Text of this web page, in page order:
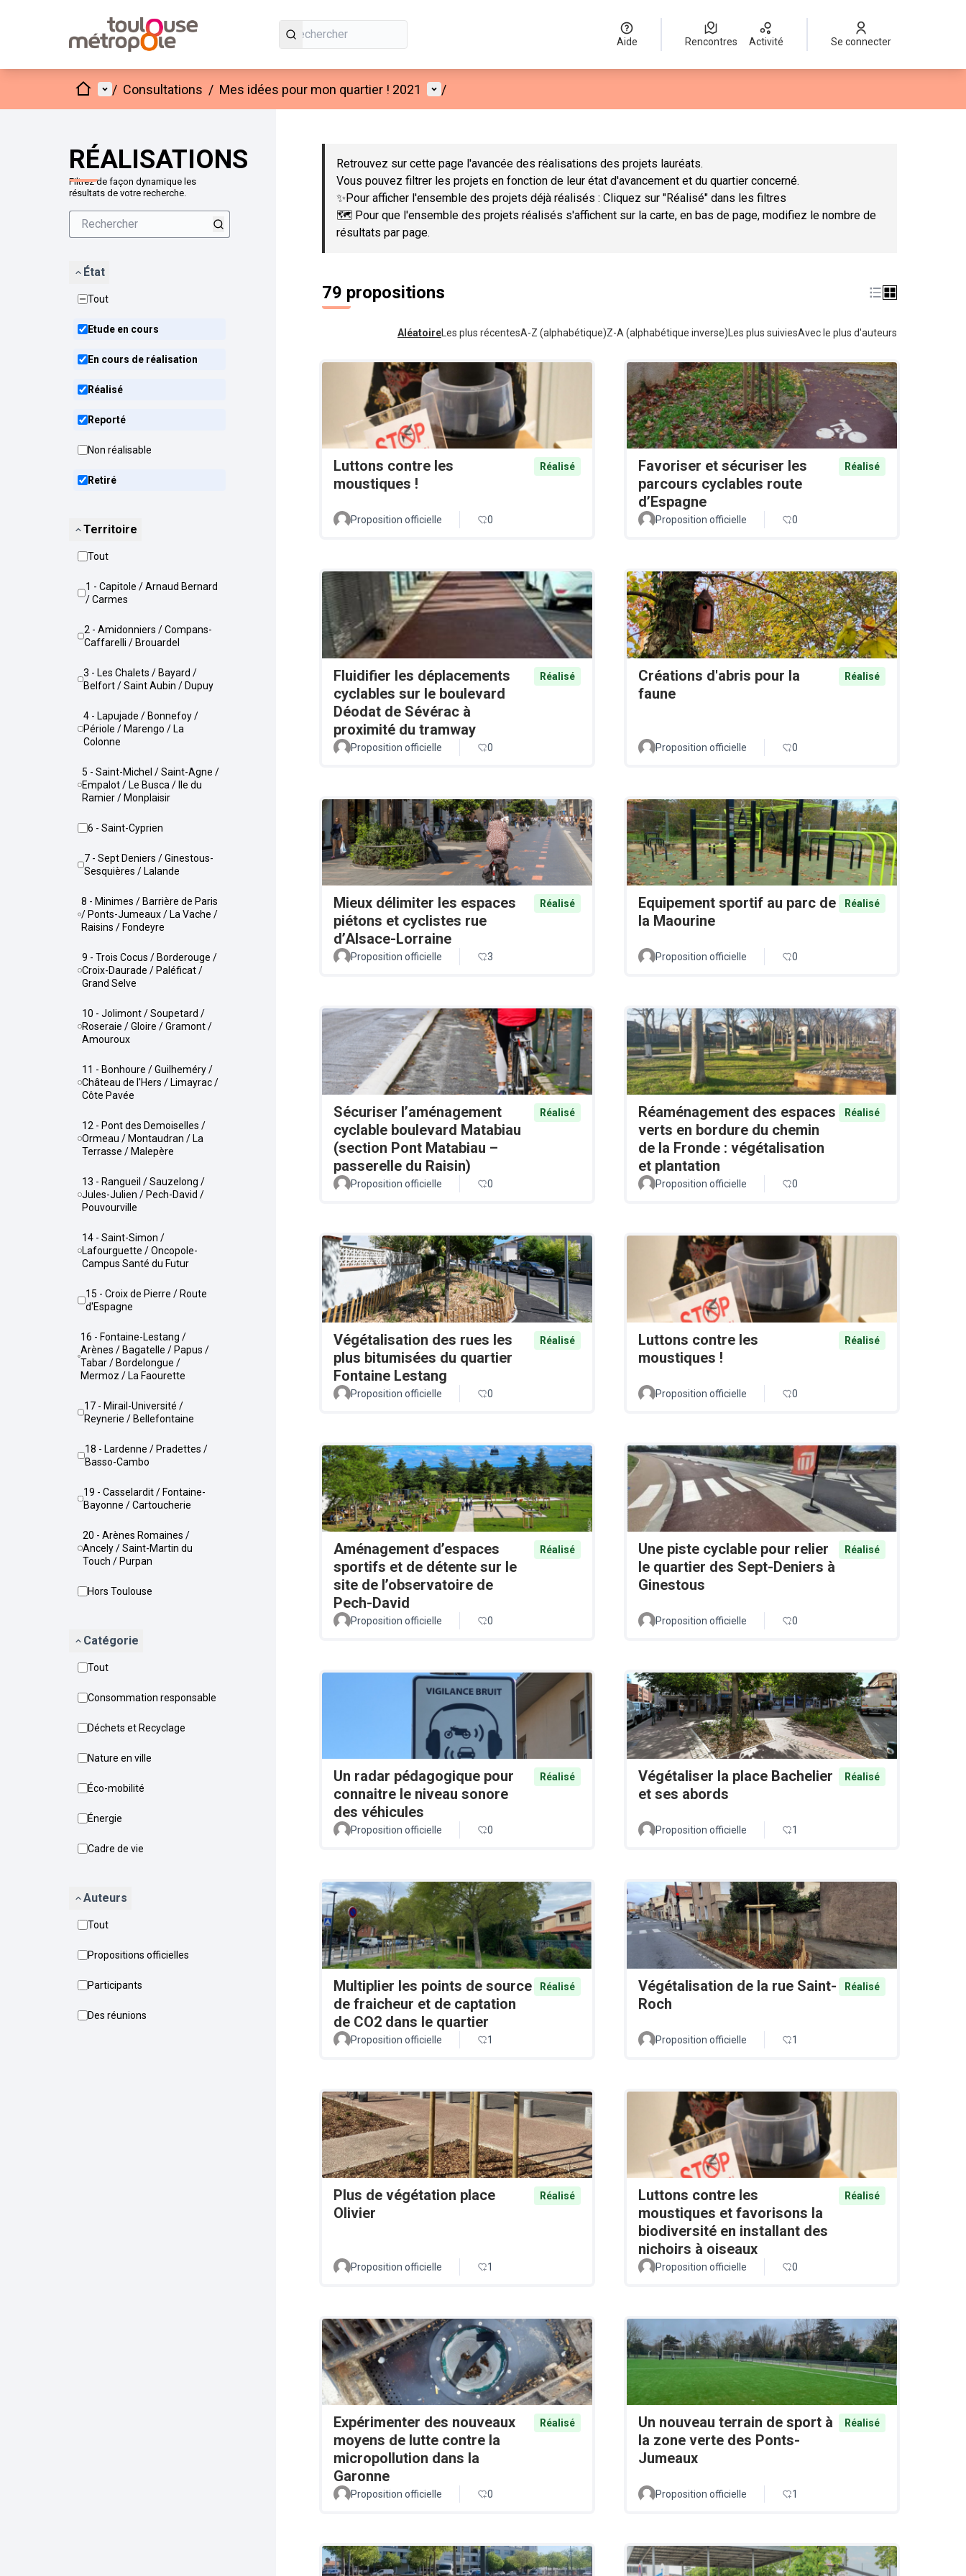
Aide Rencontres Activité Se connecter
AccueilMenu principal
/ Consultations / Mes idées pour mon quartier ! 2021 Menu utilisateur
/
RÉALISATIONS
Filtrez de façon dynamique les
résultats de votre recherche.
État
Tout
Etude en cours
En cours de réalisation
Réalisé
Reporté
Non réalisable
Retiré
Territoire
Tout
1 - Capitole / Arnaud Bernard
/ Carmes
2 - Amidonniers / Compans-
Caffarelli / Brouardel
3 - Les Chalets / Bayard /
Belfort / Saint Aubin / Dupuy
4 - Lapujade / Bonnefoy /
Périole / Marengo / La
Colonne
5 - Saint-Michel / Saint-Agne /
Empalot / Le Busca / Ile du
Ramier / Monplaisir
6 - Saint-Cyprien
7 - Sept Deniers / Ginestous-
Sesquières / Lalande
8 - Minimes / Barrière de Paris
/ Ponts-Jumeaux / La Vache /
Raisins / Fondeyre
9 - Trois Cocus / Borderouge /
Croix-Daurade / Paléficat /
Grand Selve
10 - Jolimont / Soupetard /
Roseraie / Gloire / Gramont /
Amouroux
11 - Bonhoure / Guilheméry /
Château de l'Hers / Limayrac /
Côte Pavée
12 - Pont des Demoiselles /
Ormeau / Montaudran / La
Terrasse / Malepère
13 - Rangueil / Sauzelong /
Jules-Julien / Pech-David /
Pouvourville
14 - Saint-Simon /
Lafourguette / Oncopole-
Campus Santé du Futur
15 - Croix de Pierre / Route
d'Espagne
16 - Fontaine-Lestang /
Arènes / Bagatelle / Papus /
Tabar / Bordelongue /
Mermoz / La Faourette
17 - Mirail-Université /
Reynerie / Bellefontaine
18 - Lardenne / Pradettes /
Basso-Cambo
19 - Casselardit / Fontaine-
Bayonne / Cartoucherie
20 - Arènes Romaines /
Ancely / Saint-Martin du
Touch / Purpan
Hors Toulouse
Catégorie
Tout
Consommation responsable
Déchets et Recyclage
Nature en ville
Éco-mobilité
Énergie
Cadre de vie
Auteurs
Tout
Propositions officielles
Participants
Des réunions
Passer la carte
Retrouvez sur cette page l'avancée des réalisations des projets lauréats.
Vous pouvez filtrer les projets en fonction de leur état d'avancement et du quartier concerné.
✨Pour afficher l'ensemble des projets déjà réalisés : Cliquez sur "Réalisé" dans les filtres
🗺️ Pour que l'ensemble des projets réalisés s'affichent sur la carte, en bas de page, modifiez le nombre de
résultats par page.
79 propositions
Aléatoire Les plus récentesA-Z (alphabétique)Z-A (alphabétique inverse) Les plus suiviesAvec le plus d'auteurs
Luttons contre les
moustiques !
Réalisé
Proposition officielle 0
Favoriser et sécuriser les
parcours cyclables route
d’Espagne
Réalisé
Proposition officielle 0
Fluidifier les déplacements
cyclables sur le boulevard
Déodat de Sévérac à
proximité du tramway
Réalisé
Proposition officielle 0
Créations d'abris pour la
faune
Réalisé
Proposition officielle 0
Mieux délimiter les espaces
piétons et cyclistes rue
d’Alsace-Lorraine
Réalisé
Proposition officielle 3
Equipement sportif au parc de
la Maourine
Réalisé
Proposition officielle 0
Sécuriser l’aménagement
cyclable boulevard Matabiau
(section Pont Matabiau –
passerelle du Raisin)
Réalisé
Proposition officielle 0
Réaménagement des espaces
verts en bordure du chemin
de la Fronde : végétalisation
et plantation
Réalisé
Proposition officielle 0
Végétalisation des rues les
plus bitumisées du quartier
Fontaine Lestang
Réalisé
Proposition officielle 0
Luttons contre les
moustiques !
Réalisé
Proposition officielle 0
Aménagement d’espaces
sportifs et de détente sur le
site de l’observatoire de
Pech-David
Réalisé
Proposition officielle 0
Une piste cyclable pour relier
le quartier des Sept-Deniers à
Ginestous
Réalisé
Proposition officielle 0
Un radar pédagogique pour
connaitre le niveau sonore
des véhicules
Réalisé
Proposition officielle 0
Végétaliser la place Bachelier
et ses abords
Réalisé
Proposition officielle 1
Multiplier les points de source
de fraicheur et de captation
de CO2 dans le quartier
Réalisé
Proposition officielle 1
Végétalisation de la rue Saint-
Roch
Réalisé
Proposition officielle 1
Plus de végétation place
Olivier
Réalisé
Proposition officielle 1
Luttons contre les
moustiques et favorisons la
biodiversité en installant des
nichoirs à oiseaux
Réalisé
Proposition officielle 0
Expérimenter des nouveaux
moyens de lutte contre la
micropollution dans la
Garonne
Réalisé
Proposition officielle 0
Un nouveau terrain de sport à
la zone verte des Ponts-
Jumeaux
Réalisé
Proposition officielle 1